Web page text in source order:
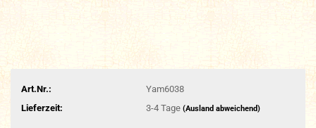
Art.Nr.:
Yam6038
Lieferzeit:
3-4 Tage (Ausland abweichend)